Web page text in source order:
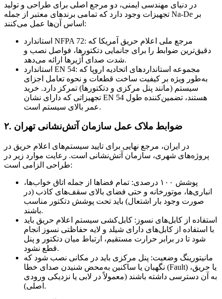
در دنیای مهندسی ایمنی، دو مرجع اصلی برای طراحی و تولید
تجهیزات وجود دارد که تمامی برندهای معتبر از جمله Na-De بر
اساس آن‌ها عمل می‌کنند:
استاندارد NFPA 72: مرجع ملی اعلام حریق آمریکا که
دقیق‌ترین ضوابط را برای جانمایی دتکتورها، فواصل نصب و
شدت صدای آژیرها ارائه می‌دهد.
استاندارد EN 54: مجموعه استانداردهای اتحادیه اروپا که
به‌طور ویژه بر کیفیت ساخت قطعات و نحوه تعامل اجزای
سیستم (مانند پنل مرکزی و دتکتورها) تمرکز دارد. خرید
تجهیزاتی که دارای نشان EN 54 هستند، تضمین‌کننده طول
عمر بالای سیستم است.
۲. ضوابط ملاک عمل سازمان آتش‌نشانی تهران
در ایران، مرجع نهایی برای تایید سیستم‌های اعلام حریق در
پروژه‌های شهری، سازمان آتش‌نشانی است. رعایت موارد زیر در
طراحی الزامی است:
پوشش ۱۰۰ درصدی: تمام فضاها از جمله اتاق خواب‌ها،
انباری‌ها، موتورخانه و حتی فضای بالای سقف‌های کاذب (در
صورت وجود بار اشتعال) باید تحت پوشش دتکتور مناسب
باشند.
استفاده از کابل‌های نسوز: کابل‌کشی سیستم اعلام حریق باید
با استفاده از کابل‌های دارای شیلد و لایه حفاظتی نسوز انجام
شود تا در برابر حرارت مستقیم، ارتباط میان دتکتور و پنل
قطع نشود.
مانیتورینگ وضعیت: پنل مرکزی باید در مکانی نصب شود که
نگهبان یا ساکنین به‌محض شنیدن صدای خطا (Fault) یا حریق،
به آن دسترسی داشته باشند (معمولاً در لابی یا نزدیکی ورودی
اصلی).